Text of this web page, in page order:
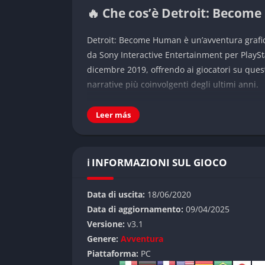
🔥 Che cos’è Detroit:
Detroit: Become Human è un’avventura
da Sony Interactive Entertainment per
dicembre 2019, offrendo ai giocatori su
narrative più coinvolgenti degli ultimi anni.
Ambientato nella Detroit del 2038, il gioco
parte integrante della società umana.
svolgono ogni tipo di lavoro: da badanti a
“devianti” e mettendo in discussione il loro
👉 Caratteristiche di Detroit:
Detroit: Become Human si distingue per la
scelte del giocatore. Ogni decisione può
possibili varianti e decine di finali diversi.
Leer más
ℹ️ INFORMAZIONI SUL GIOCO
Data di uscita: 18/06/2020
Data di aggiornamento: 09/04/2025
Versione: v3.1
Genere: Avventura
Piattaforma: PC